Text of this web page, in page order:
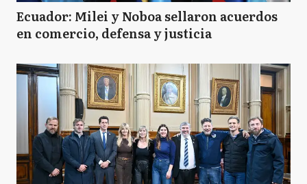
Ecuador: Milei y Noboa sellaron acuerdos
en comercio, defensa y justicia